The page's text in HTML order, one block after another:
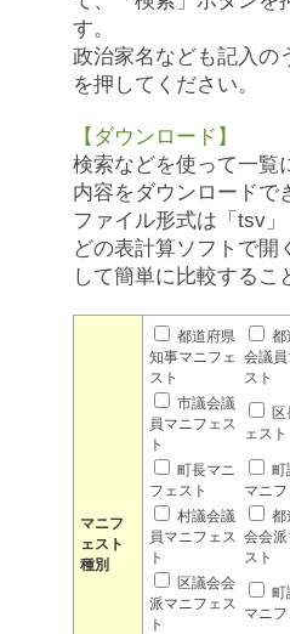
す。
政治家名なども記入の
を押してください。
【ダウンロード】
検索などを使って一覧
内容をダウンロードで
ファイル形式は「tsv
どの表計算ソフトで開
して簡単に比較するこ
マニフ
ェスト
種別
都道府県
知事マニフェ
スト
都
会議
スト
市議会議
員マニフェス
ト
ェスト
町長マニ
フェスト
町
マニフ
村議会議
員マニフェス
ト
都
会会
スト
区議会会
派マニフェス
ト
町
マニフ